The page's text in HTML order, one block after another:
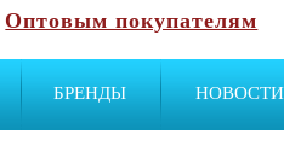
Оптовым покупателям
БРЕНДЫ НОВОСТИ